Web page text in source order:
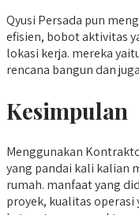
Qyusi Persada pun
efisien, bobot aktivitas
lokasi kerja. mereka
rencana bangun dan
Kesimpulan
Menggunakan
yang pandai kali kalian
rumah. manfaat yang
proyek, kualitas operasi